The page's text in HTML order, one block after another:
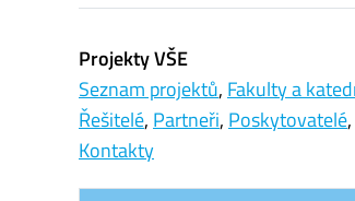
Projekty VŠE
Seznam projektů, Fakulty a
Řešitelé, Partneři, Poskytovatelé,
Kontakty